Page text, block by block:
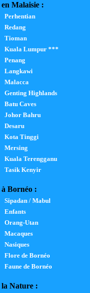
en Malaisie :
Perhentian
Redang
Tioman
Kuala Lumpur ***
Penang
Langkawi
Malacca
Genting Highlands
Batu Caves
Johor Bahru
Desaru
Kota Tinggi
Mersing
Kuala Terengganu
Tasik Kenyir
à Bornéo :
Sipadan / Mabul
Enfants
Orang-Utan
Macaques
Nasiques
Flore de Bornéo
Faune de Bornéo
la Nature :